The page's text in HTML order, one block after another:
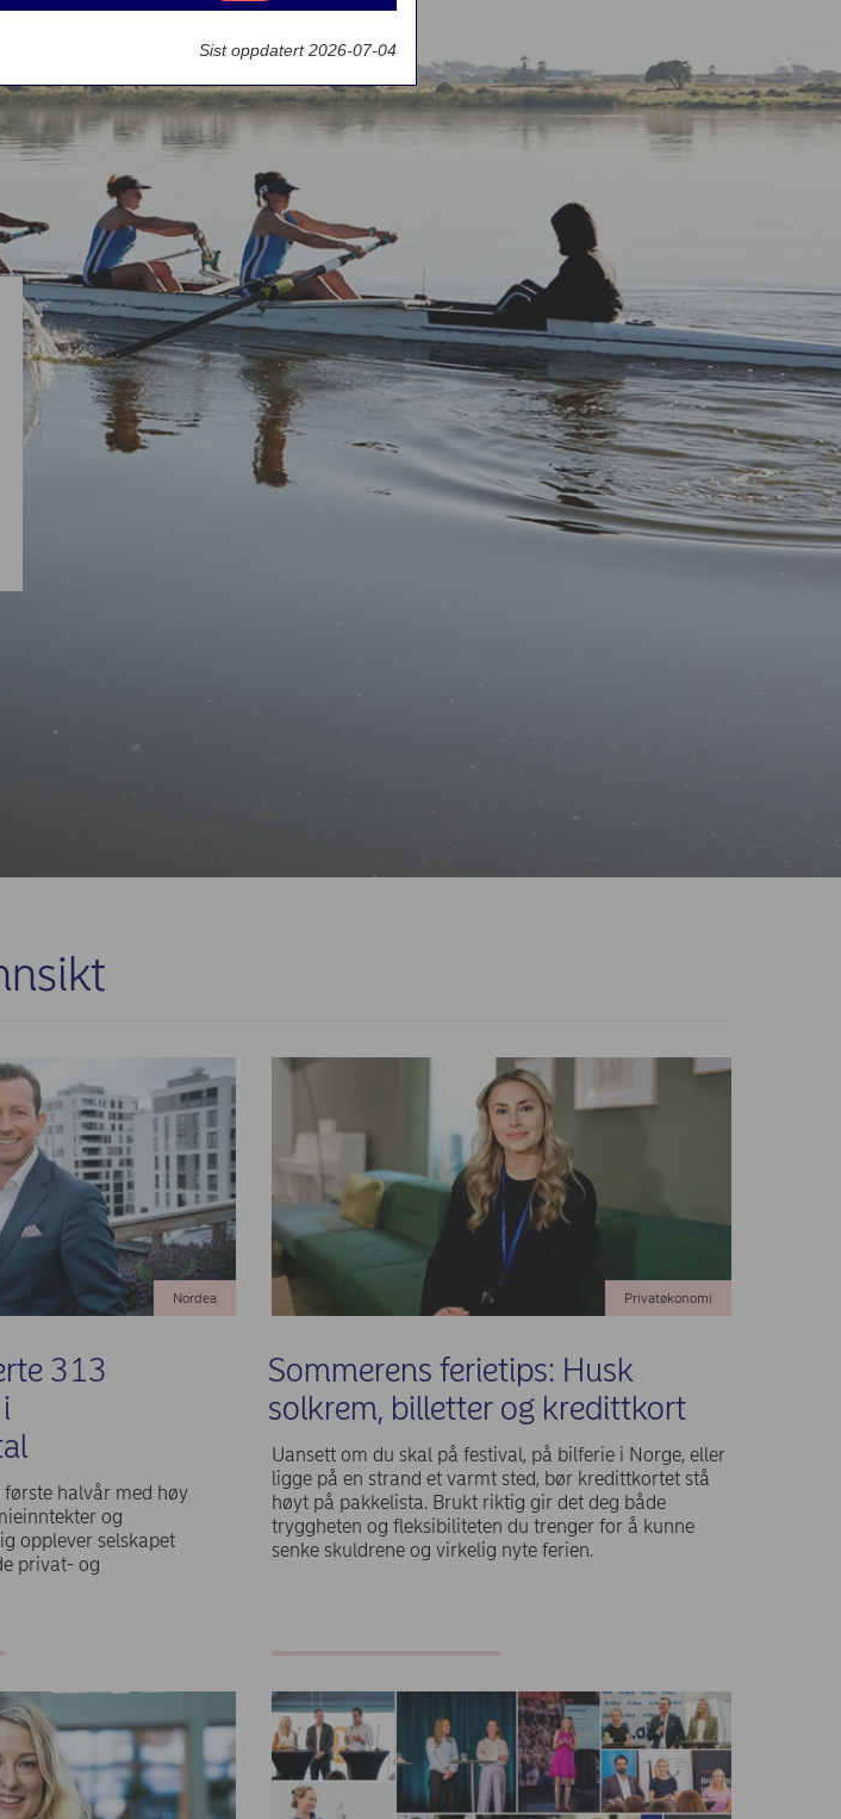
313
Nordea
halvår med høy
og
opplever selskapet
privat- og
Sommerens ferietips: Husk
solkrem, billetter og kredittkort
Privatøkonomi
Uansett om du skal på festival, på bilferie i Norge, eller
ligge på en strand et varmt sted, bør kredittkortet stå
høyt på pakkelista. Brukt riktig gir det deg både
tryggheten og fleksibiliteten du trenger for å kunne
senke skuldrene og virkelig nyte ferien.
Markedsføring
Sist oppdatert 2026-07-04